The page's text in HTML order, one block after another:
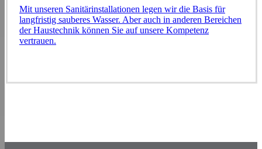
Mit unseren Sanitärinstallationen legen wir die Basis für
langfristig sauberes Wasser. Aber auch in anderen Bereichen
der Haustechnik können Sie auf unsere Kompetenz
vertrauen.